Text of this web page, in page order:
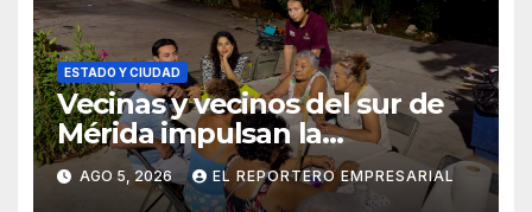
ESTADO Y CIUDAD
Vecinas y vecinos del sur de
Mérida impulsan la
recuperación de espacios
comunitarios
AGO 5, 2026 EL REPORTERO EMPRESARIAL